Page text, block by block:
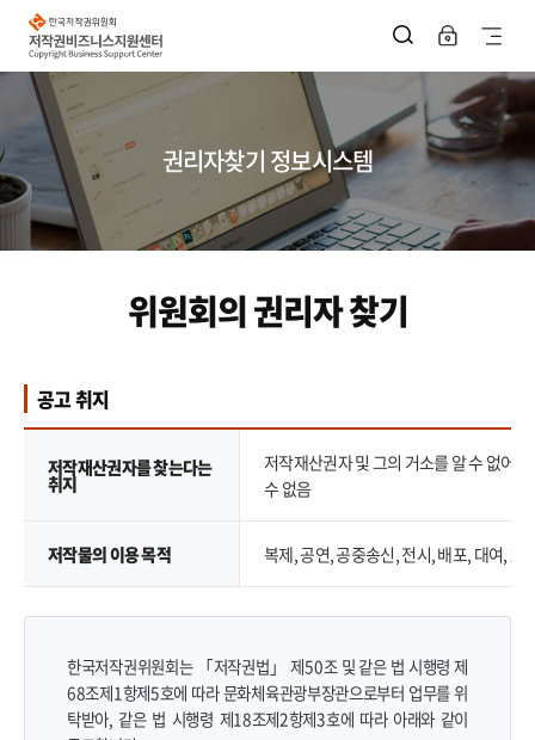
한
국
저
작
권
위
회
권
비
즈
니
스
사
이
트
지
도
열
권리자찾기 정보시스템
위원회의 권리자 찾기
공고 취지
저작재산권자를 찾는다는
취지
저작재산권자 및 그의 거소를 알 수 없어
수 없음
저작물의 이용 목적 복제, 공연, 공중송신, 전시, 배포, 대여, 2
한국저작권위원회는 「저작권법」 제50조 및 같은 법 시행령 제
68조제1항제5호에 따라 문화체육관광부장관으로부터 업무를 위
탁받아, 같은 법 시행령 제18조제2항제3호에 따라 아래와 같이